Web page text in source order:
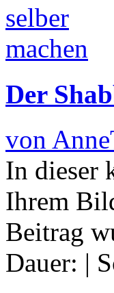
Der
von
In dieser
Ihrem
Beitrag
Dauer: |